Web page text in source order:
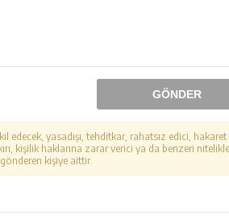
GÖNDER
edecek, yasadışı, tehditkar, rahatsız edici,
kişilik haklarına zarar verici ya da benzeri
kişiye aittir.